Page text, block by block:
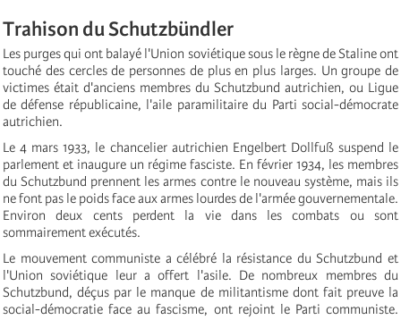
Trahison du Schutzbündler
Les purges qui ont balayé l'Union soviétique sous le règne de Staline ont
touché des cercles de personnes de plus en plus larges. Un groupe de
victimes était d'anciens membres du Schutzbund autrichien, ou Ligue
de défense républicaine, l'aile paramilitaire du Parti social-démocrate
autrichien.
Le 4 mars 1933, le chancelier autrichien Engelbert Dollfuß suspend le
parlement et inaugure un régime fasciste. En février 1934, les membres
du Schutzbund prennent les armes contre le nouveau système, mais ils
ne font pas le poids face aux armes lourdes de l'armée gouvernementale.
Environ deux cents perdent la vie dans les combats ou sont
sommairement exécutés.
Le mouvement communiste a célébré la résistance du Schutzbund et
l'Union soviétique leur a offert l'asile. De nombreux membres du
Schutzbund, déçus par le manque de militantisme dont fait preuve la
social-démocratie face au fascisme, ont rejoint le Parti communiste.